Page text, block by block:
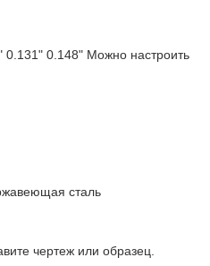
0.148" Можно настроить
сталь
чертеж или образец.